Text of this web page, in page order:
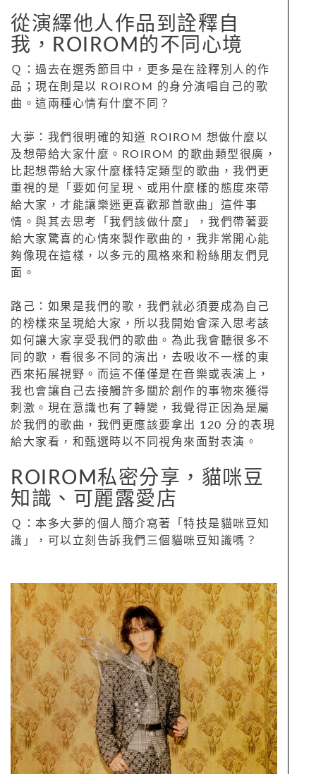
從演繹他人作品到詮釋自
我，ROIROM的不同心境
Ｑ：過去在選秀節目中，更多是在詮釋別人的作
品；現在則是以 ROIROM 的身分演唱自己的歌
曲。這兩種心情有什麼不同？
大夢：我們很明確的知道 ROIROM 想做什麼以
及想帶給大家什麼。ROIROM 的歌曲類型很廣，
比起想帶給大家什麼樣特定類型的歌曲，我們更
重視的是「要如何呈現、或用什麼樣的態度來帶
給大家，才能讓樂迷更喜歡那首歌曲」這件事
情。與其去思考「我們該做什麼」，我們帶著要
給大家驚喜的心情來製作歌曲的，我非常開心能
夠像現在這樣，以多元的風格來和粉絲朋友們見
面。
路己：如果是我們的歌，我們就必須要成為自己
的榜樣來呈現給大家，所以我開始會深入思考該
如何讓大家享受我們的歌曲。為此我會聽很多不
同的歌，看很多不同的演出，去吸收不一樣的東
西來拓展視野。而這不僅僅是在音樂或表演上，
我也會讓自己去接觸許多關於創作的事物來獲得
刺激。現在意識也有了轉變，我覺得正因為是屬
於我們的歌曲，我們更應該要拿出 120 分的表現
給大家看，和甄選時以不同視角來面對表演。
ROIROM私密分享，貓咪豆
知識、可麗露愛店
Ｑ：本多大夢的個人簡介寫著「特技是貓咪豆知
識」，可以立刻告訴我們三個貓咪豆知識嗎？